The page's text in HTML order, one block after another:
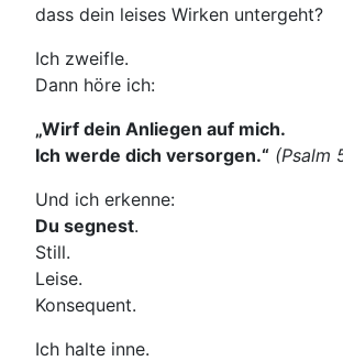
dass dein leises Wirken untergeht?
Ich zweifle.
Dann höre ich:
„Wirf dein Anliegen auf mich.
Ich werde dich versorgen.“ (Psalm
Und ich erkenne:
Du segnest.
Still.
Leise.
Konsequent.
Ich halte inne.